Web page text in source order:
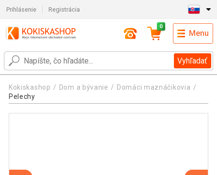
Prihlásenie Registrácia
Vyhľadať
0
Menu
Kokiskashop Dom a bývanie
Domáci maznáčikovia
Pelechy